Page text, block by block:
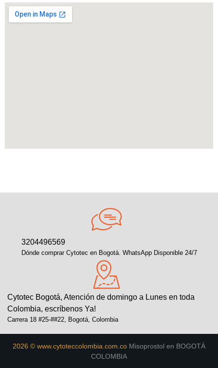
3204496569
Dónde comprar Cytotec en Bogotá. WhatsApp Disponible 24/7
Cytotec Bogotá, Atención de domingo a Lunes en toda
Colombia, escríbenos Ya!
Carrera 18 #25-##22, Bogotá, Colombia
2026 © www.cytoteccolombia.com.co Misoprostol en BOGOTÁ
COLOMBIA